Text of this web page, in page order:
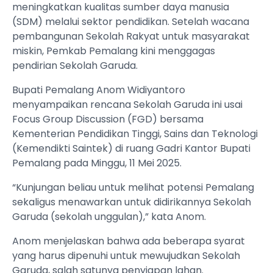
meningkatkan kualitas sumber daya manusia
(SDM) melalui sektor pendidikan. Setelah wacana
pembangunan Sekolah Rakyat untuk masyarakat
miskin, Pemkab Pemalang kini menggagas
pendirian Sekolah Garuda.
Bupati Pemalang Anom Widiyantoro
menyampaikan rencana Sekolah Garuda ini usai
Focus Group Discussion (FGD) bersama
Kementerian Pendidikan Tinggi, Sains dan Teknologi
(Kemendikti Saintek) di ruang Gadri Kantor Bupati
Pemalang pada Minggu, 11 Mei 2025.
“Kunjungan beliau untuk melihat potensi Pemalang
sekaligus menawarkan untuk didirikannya Sekolah
Garuda (sekolah unggulan),” kata Anom.
Anom menjelaskan bahwa ada beberapa syarat
yang harus dipenuhi untuk mewujudkan Sekolah